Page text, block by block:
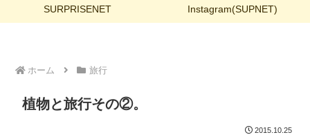
SURPRISENET Instagram(SUPNET)
ホーム 旅行
植物と旅行その②。
2015.10.25